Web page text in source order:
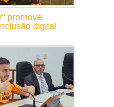
promove
digital